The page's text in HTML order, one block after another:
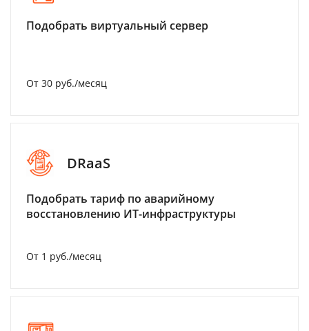
Подобрать виртуальный сервер
От 30 руб./месяц
DRaaS
Подобрать тариф по аварийному
восстановлению ИТ-инфраструктуры
От 1 руб./месяц